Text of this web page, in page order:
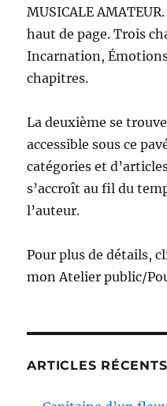
MUSICALE
haut de page. Trois
Incarnation,
chapitres.
La deuxième se
accessible sous ce
catégories et
s’accroît au fil du
l’auteur.
Pour plus de détails,
mon Atelier public/
ARTICLES RÉCENTS